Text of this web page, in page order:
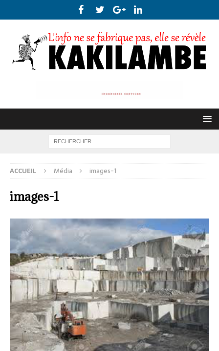
ACCUEIL Média images-1
images-1